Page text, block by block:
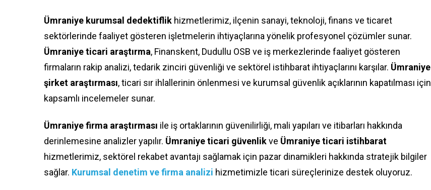
Ümraniye kurumsal dedektiflik hizmetlerimiz, ilçenin sanayi, teknoloji, finans ve ticaret
sektörlerinde faaliyet gösteren işletmelerin ihtiyaçlarına yönelik profesyonel çözümler sunar.
Ümraniye ticari araştırma, Finanskent, Dudullu OSB ve iş merkezlerinde faaliyet gösteren
firmaların rakip analizi, tedarik zinciri güvenliği ve sektörel istihbarat ihtiyaçlarını karşılar. Ümraniye
şirket araştırması, ticari sır ihlallerinin önlenmesi ve kurumsal güvenlik açıklarının kapatılması için
kapsamlı incelemeler sunar.
Ümraniye firma araştırması ile iş ortaklarının güvenilirliği, mali yapıları ve itibarları hakkında
derinlemesine analizler yapılır. Ümraniye ticari güvenlikve Ümraniye ticari istihbarat
hizmetlerimiz, sektörel rekabet avantajı sağlamak için pazar dinamikleri hakkında stratejik bilgiler
sağlar. Kurumsal denetim ve firma analizi hizmetimizle ticari süreçlerinize destek oluyoruz.